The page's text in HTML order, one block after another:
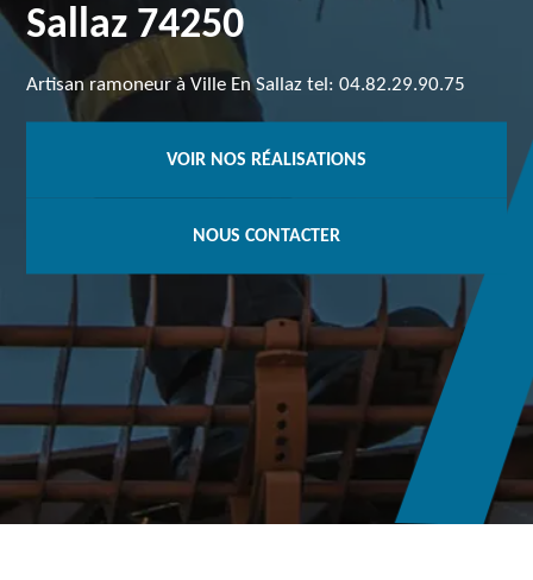
Sallaz 74250
Artisan ramoneur à Ville En Sallaz tel: 04.82.29.90.75
VOIR NOS RÉALISATIONS
NOUS CONTACTER